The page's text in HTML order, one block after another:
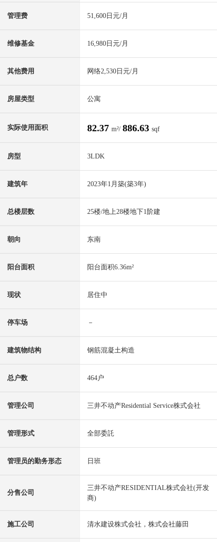
管理费 51,600日元/月
维修基金 16,980日元/月
其他费用 网络2,530日元/月
房屋类型 公寓
实际使用面积 82.37 m²/ 886.63 sqf
房型 3LDK
建筑年 2023年1月築(築3年)
总楼层数 25楼/地上28楼地下1阶建
朝向 东南
阳台面积 阳台面积6.36m²
现状 居住中
停车场 －
建筑物结构 钢筋混凝土构造
总户数 464户
管理公司 三井不动产Residential Service株式会社
管理形式 全部委託
管理员的勤务形态 日班
分售公司
三井不动产RESIDENTIAL株式会社(开发
商)
施工公司 清水建设株式会社，株式会社藤田